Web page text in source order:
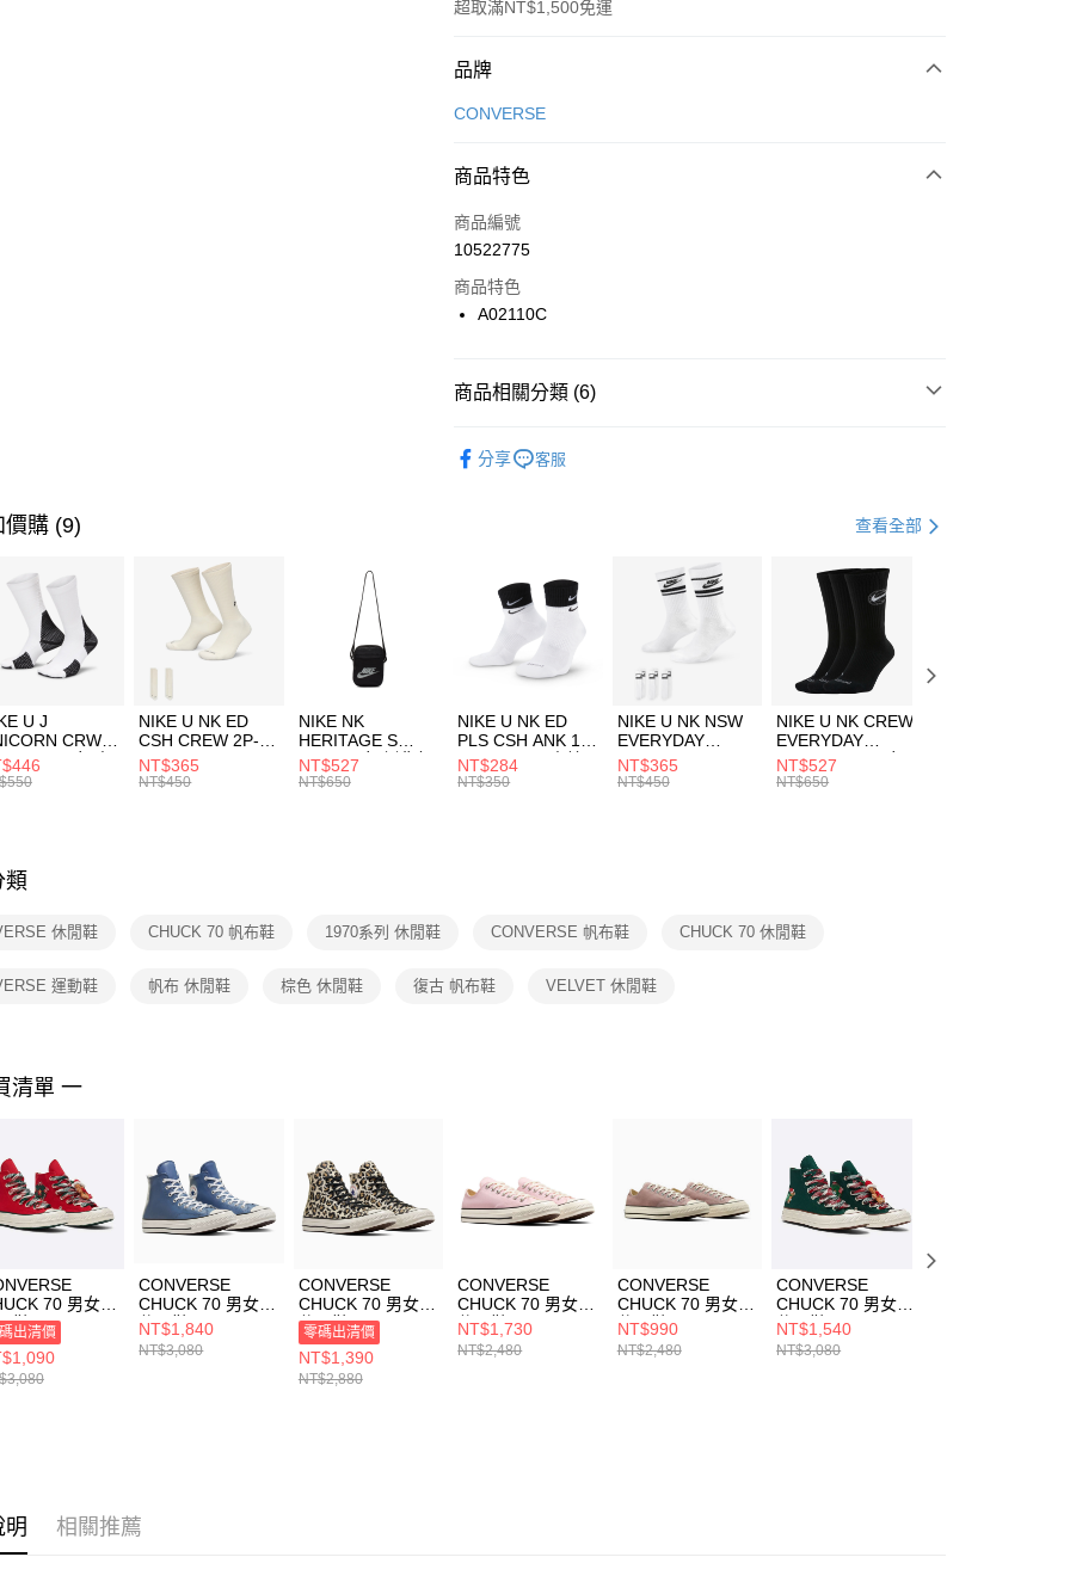
超取滿NT$1,500免運
付款方式
信用卡一次付款
合作金庫商業銀行
華南商業銀行
上海商業儲蓄銀行
國泰世華商業銀行
聯邦商業銀行
台新國際商業銀行
LINE Pay
Apple Pay
【關於「AFTEE先享後付」】
３．安心：先確認商品／服務後，再付款。
【「AFTEE先享後付」結帳流程】
１．於結帳方式選擇「AFTEE先享後付」後，將跳轉至「AFTEE先享後
付」結帳頁面，進行簡訊認證並確認金額後，即可完成結帳。
２．訂單成立數日內，您將收到繳費通知簡訊。
３．收到繳費通知簡訊後14天內，點擊此簡訊中的連結，可透過四大超商
／ATM／網路銀行／等多元方式進行付款，方視為交易完成。
※ 請注意：結帳手續完成當下不需立刻繳費，但若您需要取消訂單，請聯
絡購買商品的店家。未經商家同意取消之訂單仍視為有效，需透過AFTEE
先享後付繳納相關費用。
１．透過由恩沛科技股份有限公司提供之「AFTEE先享後付」服務完成之
交易，需依本服務之必要範圍內提供個人資料，並將交易相關給付款項請
２．關於個人資料處理事宜，請瀏覽以下網址：
５．嚴禁一人註冊多個帳號或使用他人資訊註冊。若發現惡意使用之情
形，恩沛科技股份有限公司將有權停止該用戶之使用額度並採取法律行
動。
每筆NT$100，滿NT$1,500(含以上)免運費
每筆NT$100，滿NT$1,500(含以上)免運費
付款後門市自取
每筆NT$100，滿NT$1,500(含以上)免運費
品牌
CONVERSE
商品特色
商品編號
10522775
商品特色
A02110C
商品相關分類 (6)
經典系列 CONVERSE 1970系列
促銷活動 兒童/青少年｜鞋服6折起
分享 客服
價購 (9) 查看全部
U J
CRW
-160 男女 中
FZ3393100
NIKE U NK ED
CSH CREW 2P-
144 EMBRDY 男
女 短統襪
NT$365
NT$450
NIKE NK
HERITAGE S
SMIT 男女 側背包
BA5871010
NT$527
NT$650
NIKE U NK ED
PLS CSH ANK 1P
144 DBL 男 中統
襪 DH4058104
NT$284
NT$350
NIKE U NK NSW
EVERYDAY
ESSENTIAL CR
男女 短統襪
NT$365
NT$450
NIKE U NK CREW
EVERYDAY
BBALL 3PR 男女
長統襪
NT$527
NT$650
類
休閒鞋 CHUCK 70 帆布鞋 1970系列 休閒鞋 CONVERSE 帆布鞋 CHUCK 70 休閒鞋
運動鞋 帆布 休閒鞋 棕色 休閒鞋 復古 帆布鞋 VELVET 休閒鞋
清單 一
70 男女
鞋 A12454C
出清價
CONVERSE
CHUCK 70 男女
休閒鞋 A10550C
NT$1,840
NT$3,080
CONVERSE
CHUCK 70 男女
休閒鞋 A13436C
零碼出清價
NT$1,390
NT$2,880
CONVERSE
CHUCK 70 男女
休閒鞋 A13840C
NT$1,730
NT$2,480
CONVERSE
CHUCK 70 男女
休閒鞋 A12407C
NT$990
NT$2,480
CONVERSE
CHUCK 70 男女
休閒鞋 A12455C
NT$1,540
NT$3,080
明 相關推薦